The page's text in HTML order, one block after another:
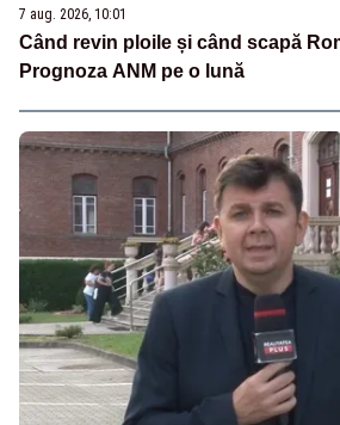
7 aug. 2026, 10:01
Când revin ploile și când scapă
Prognoza ANM pe o lună